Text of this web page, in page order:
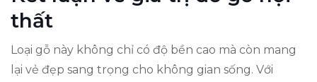
thất
Loại gỗ này không chỉ có độ bền cao mà còn mang
lại vẻ đẹp sang trọng cho không gian sống. Với